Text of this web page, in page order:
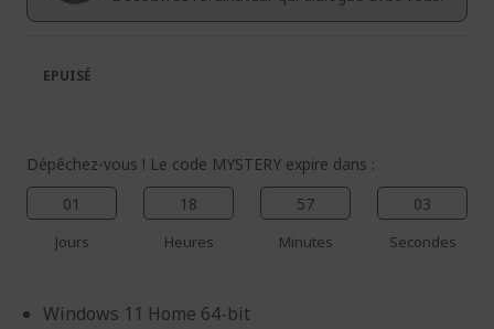
Dépêchez-vous ! Le code MYSTERY expire dans :
01
Jours
18
Heures
57
Minutes
03
Secondes
Windows 11 Home 64-bit
EPUISÉ